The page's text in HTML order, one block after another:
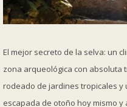
El mejor secreto de la selva: un
zona arqueológica con absoluta
rodeado de jardines tropicales y
escapada de otoño hoy mismo y